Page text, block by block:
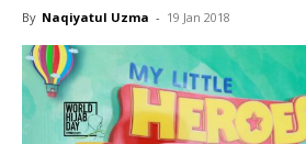
By Naqiyatul Uzma - 19 Jan 2018